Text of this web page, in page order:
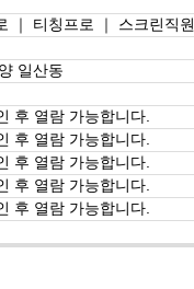
｜ 티칭프로 ｜ 스크린직원
일산동
후 열람 가능합니다.
후 열람 가능합니다.
후 열람 가능합니다.
후 열람 가능합니다.
후 열람 가능합니다.